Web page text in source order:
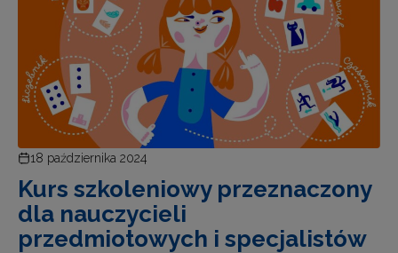
18 października 2024
Kurs szkoleniowy przeznaczony
dla nauczycieli
przedmiotowych i specjalistów